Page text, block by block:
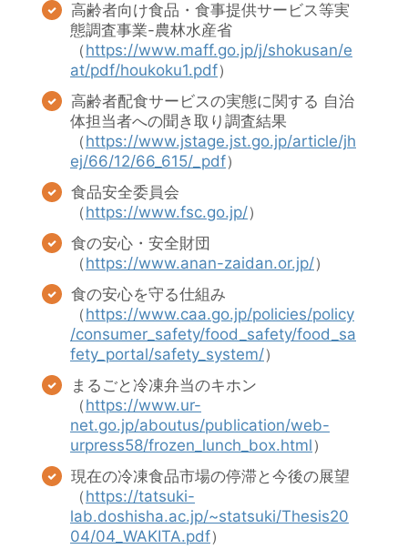
高齢者向け食品・食事提供サービス等実
態調査事業-農林水産省
（https://www.maff.go.jp/j/shokusan/e
at/pdf/houkoku1.pdf）
高齢者配食サービスの実態に関する 自治
体担当者への聞き取り調査結果
（https://www.jstage.jst.go.jp/article/jh
ej/66/12/66_615/_pdf）
食品安全委員会
（https://www.fsc.go.jp/）
食の安心・安全財団
（https://www.anan-zaidan.or.jp/）
食の安心を守る仕組み
（https://www.caa.go.jp/policies/policy
/consumer_safety/food_safety/food_sa
fety_portal/safety_system/）
まるごと冷凍弁当のキホン
（https://www.ur-
net.go.jp/aboutus/publication/web-
urpress58/frozen_lunch_box.html）
現在の冷凍食品市場の停滞と今後の展望
（https://tatsuki-
lab.doshisha.ac.jp/~statsuki/Thesis20
04/04_WAKITA.pdf）